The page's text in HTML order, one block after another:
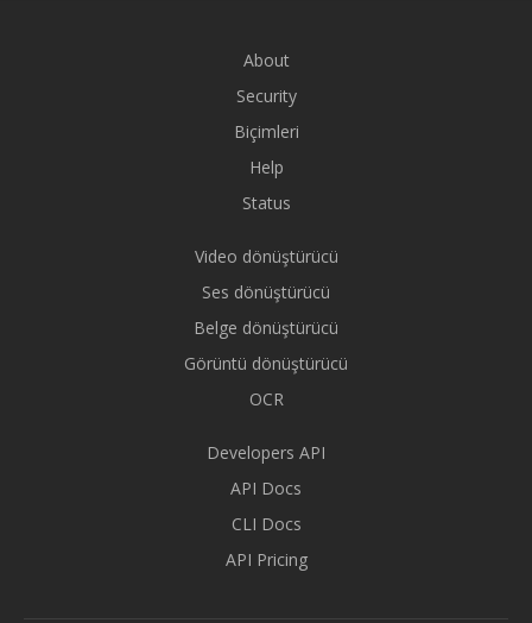
About
Security
Biçimleri
Help
Status
Video dönüştürücü
Ses dönüştürücü
Belge dönüştürücü
Görüntü dönüştürücü
OCR
Developers API
API Docs
CLI Docs
API Pricing